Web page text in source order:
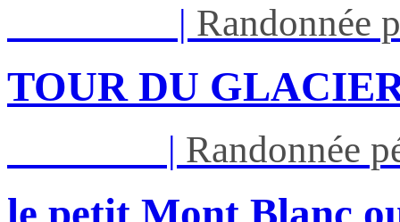
| Randonnée
TOUR DU
| Randonnée